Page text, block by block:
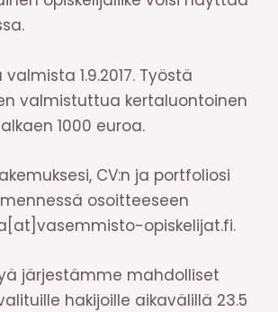
1.9.2017. Työstä
valmistuttua kertaluontoinen
1000 euroa.
CV:n ja portfoliosi
mennessä osoitteeseen
opiskelijat.fi.
järjestämme mahdolliset
hakijoille aikavälillä 23.5